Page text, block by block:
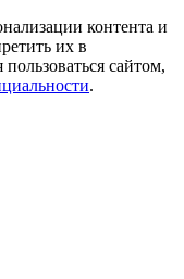
контента и
их в
сайтом,
.